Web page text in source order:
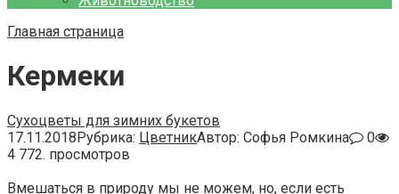
Главная страница
Кермеки
Сухоцветы для зимних букетов
17.11.2018Рубрика: ЦветникАвтор: Софья Ромкина
0
4 772. просмотров
Вмешаться в природу мы не можем, но, если есть